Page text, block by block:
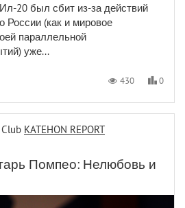
20 был сбит из-за действий
России (как и мировое
параллельной
уже...
430 0
KATEHON REPORT
Помпео: Нелюбовь и